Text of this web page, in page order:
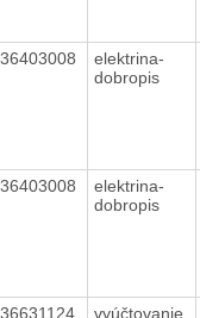
36403008
elektrina-
dobropis
36403008
elektrina-
dobropis
36631124
vyúčtovanie